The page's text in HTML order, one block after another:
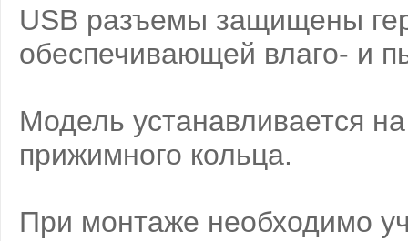
USB разъемы защищены
обеспечивающей влаго- и
Модель устанавливается
прижимного кольца.
При монтаже необходимо